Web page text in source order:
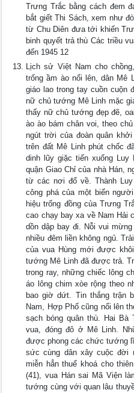
Trưng Trắc bằng cách đem
bắt giết Thi Sách, xem như
từ Chu Diên đưa tới khiến
binh quyết trả thù Các triều
đến 1945 12
Lịch sử Việt Nam cho
trống ầm ào nổi lên, dân Mê
giáo lao trong tay cuồn cuộn
nữ chủ tướng Mê Linh mặc
thấy nữ chủ tướng đẹp đẽ,
ào ào bám chân voi, theo
ngút trời của đoàn quân
trên đất Mê Linh phút chốc
dinh lũy giặc tiến xuống Luy
quận Giao Chỉ của nhà Hán,
từ các nơi đổ về. Thành
công phá của một biển
hiệu trống đồng của Trưng
cao chạy bay xa về Nam Hải
dồn dập bay đi. Nỗi vui
nhiều đêm liền không ngủ.
của vua Hùng mới được
tướng Mê Linh đã được trả.
trong ray, những chiếc lông
áo lông chim xòe rộng theo
bao giờ dứt. Tin thắng trận
Nam, Hợp Phố cũng nổi lên
sạch bóng quân thù. Hai
vua, đóng đô ở Mê Linh.
được phong các chức tướng
sức cùng dân xây cuộc đời
miễn hẳn thuế khoá cho
(41), vua Hán sai Mã Viện
tướng cùng với quan lâu